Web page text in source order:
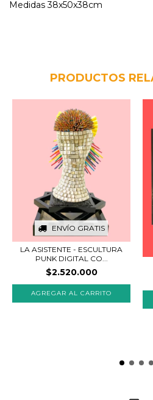
Medidas 38x50x38cm
PRODUCTOS
ENVÍO GRATIS
LA ASISTENTE - ESCULTURA
PUNK DIGITAL CO...
$2.520.000